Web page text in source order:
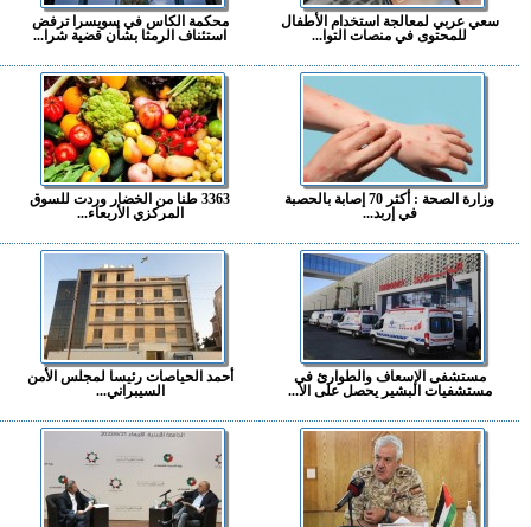
سعي عربي لمعالجة استخدام الأطفال
للمحتوى في منصات التوا...
محكمة الكاس في سويسرا ترفض
استئناف الرمثا بشأن قضية شرا...
وزارة الصحة : أكثر 70 إصابة بالحصبة
في إربد...
3363 طنا من الخضار وردت للسوق
المركزي الأربعاء...
مستشفى الإسعاف والطوارئ في
مستشفيات البشير يحصل على الا...
أحمد الحياصات رئيسا لمجلس الأمن
السيبراني...